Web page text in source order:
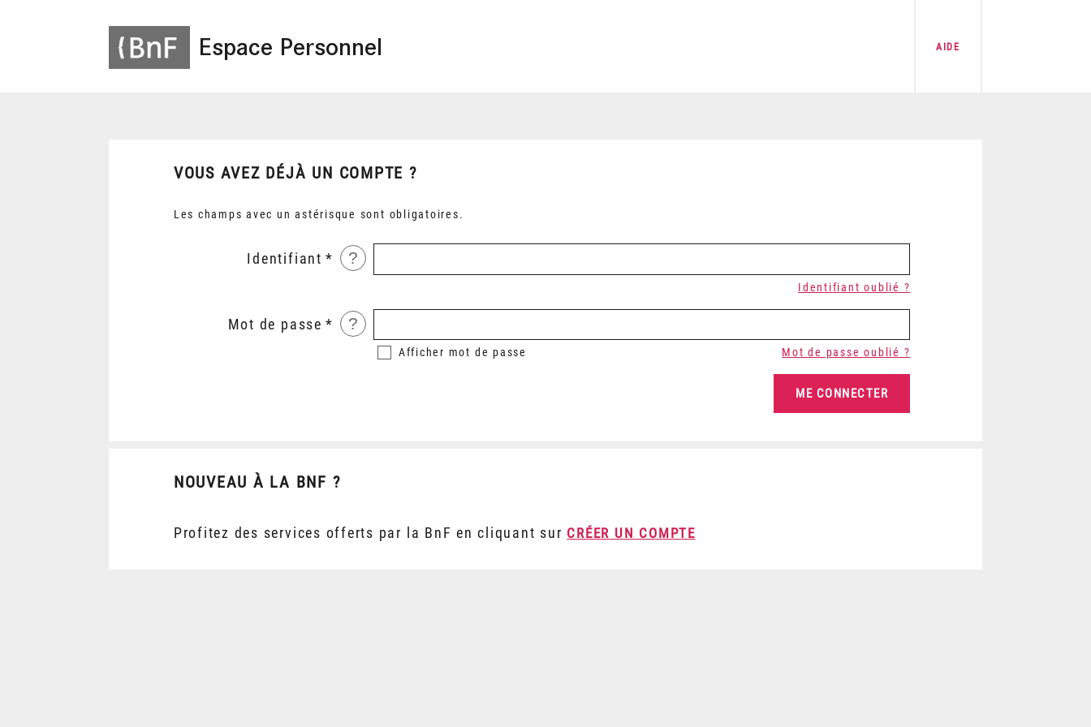
Espace Personnel AIDE
VOUS AVEZ DÉJÀ UN COMPTE ?
Les champs avec un astérisque sont obligatoires.
Identifiant ?
Identifiant oublié ?
Mot de passe ?
Afficher mot de passe Mot de passe oublié ?
NOUVEAU À LA BNF ?
Profitez des services offerts par la BnF en cliquant sur CRÉER UN COMPTE